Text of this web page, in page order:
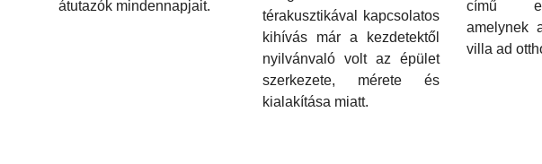
átutazók mindennapjait.
térakusztikával kapcsolatos
kihívás már a kezdetektől
nyilvánvaló volt az épület
szerkezete, mérete és
kialakítása miatt.
című
amelynek
villa ad